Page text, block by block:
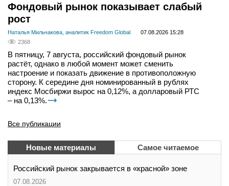
Фондовый рынок показывает слабый
рост
Наталья Мильчакова, аналитик Freedom Global
07.08.2026 15:28
2368
В пятницу, 7 августа, российский фондовый рынок
растёт, однако в любой момент может сменить
настроение и показать движение в противоположную
сторону. К середине дня номинированный в рублях
индекс Мосбиржи вырос на 0,12%, а долларовый РТС
– на 0,13%.
Все публикации
Новые материалы Самое читаемое
Российский рынок закрывается в «красной» зоне
07.08.2026